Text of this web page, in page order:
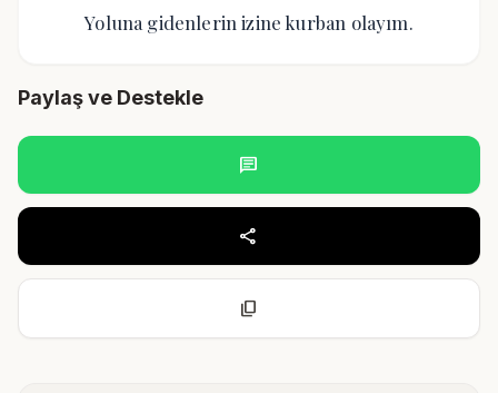
Yoluna gidenlerin izine kurban olayım.
Paylaş ve Destekle
chat
share
content_copy